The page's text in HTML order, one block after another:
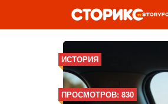
ИСТОРИЯ
ПРОСМОТРОВ: 830